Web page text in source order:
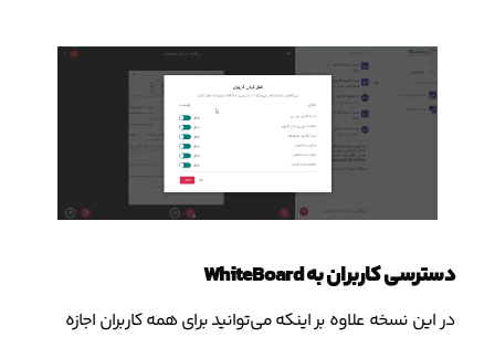
دسترسی کاربران به WhiteBoard
در این نسخه علاوه بر اینکه می‌توانید برای همه کاربران اجازه